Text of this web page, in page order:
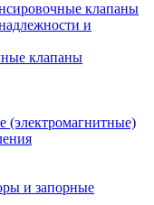
клапаны
и
клапаны
(электромагнитные)
и запорные